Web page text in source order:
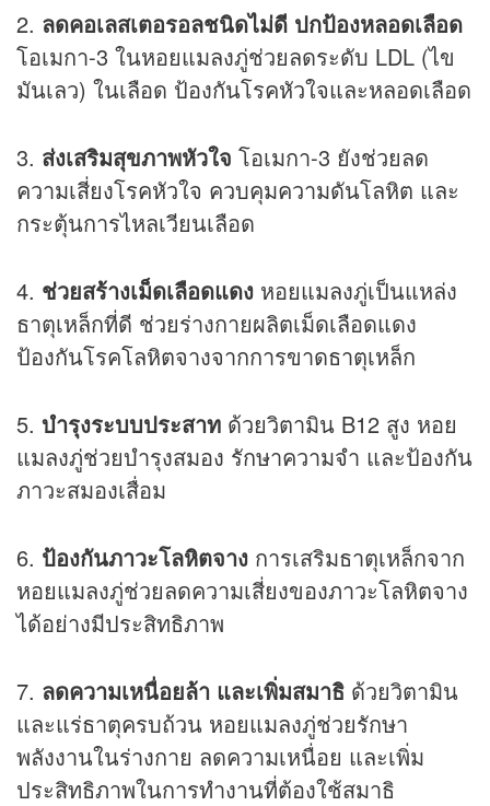
2. ลดคอเลสเตอรอลชนิดไม่ดี ปกป้องหลอดเลือด
โอเมกา-3 ในหอยแมลงภู่ช่วยลดระดับ LDL (ไข
มันเลว) ในเลือด ป้องกันโรคหัวใจและหลอดเลือด
3. ส่งเสริมสุขภาพหัวใจ โอเมกา-3 ยังช่วยลด
ความเสี่ยงโรคหัวใจ ควบคุมความดันโลหิต และ
กระตุ้นการไหลเวียนเลือด
4. ช่วยสร้างเม็ดเลือดแดง หอยแมลงภู่เป็นแหล่ง
ธาตุเหล็กที่ดี ช่วยร่างกายผลิตเม็ดเลือดแดง
ป้องกันโรคโลหิตจางจากการขาดธาตุเหล็ก
5. บำรุงระบบประสาท ด้วยวิตามิน B12 สูง หอย
แมลงภู่ช่วยบำรุงสมอง รักษาความจำ และป้องกัน
ภาวะสมองเสื่อม
6. ป้องกันภาวะโลหิตจาง การเสริมธาตุเหล็กจาก
หอยแมลงภู่ช่วยลดความเสี่ยงของภาวะโลหิตจาง
ได้อย่างมีประสิทธิภาพ
7. ลดความเหนื่อยล้า และเพิ่มสมาธิ ด้วยวิตามิน
และแร่ธาตุครบถ้วน หอยแมลงภู่ช่วยรักษา
พลังงานในร่างกาย ลดความเหนื่อย และเพิ่ม
ประสิทธิภาพในการทำงานที่ต้องใช้สมาธิ